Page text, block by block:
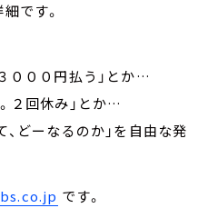
です。
０００円払う」とか…
２回休み」とか…
、どーなるのか」を自由な発
です。